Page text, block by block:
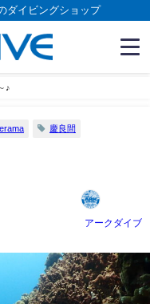
ダイビングショップ
♪
慶良間
アークダイブ